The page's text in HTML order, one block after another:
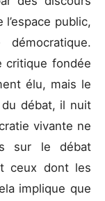
public,
critique fondée
élu, mais le
du débat, il nuit
vivante ne
sur le débat
ceux dont les
implique que